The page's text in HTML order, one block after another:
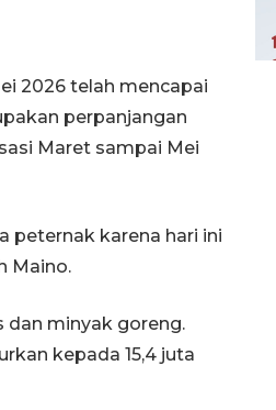
2026 telah mencapai
perpanjangan
Maret sampai Mei
peternak karena hari ini
Maino.
dan minyak goreng.
kepada 15,4 juta